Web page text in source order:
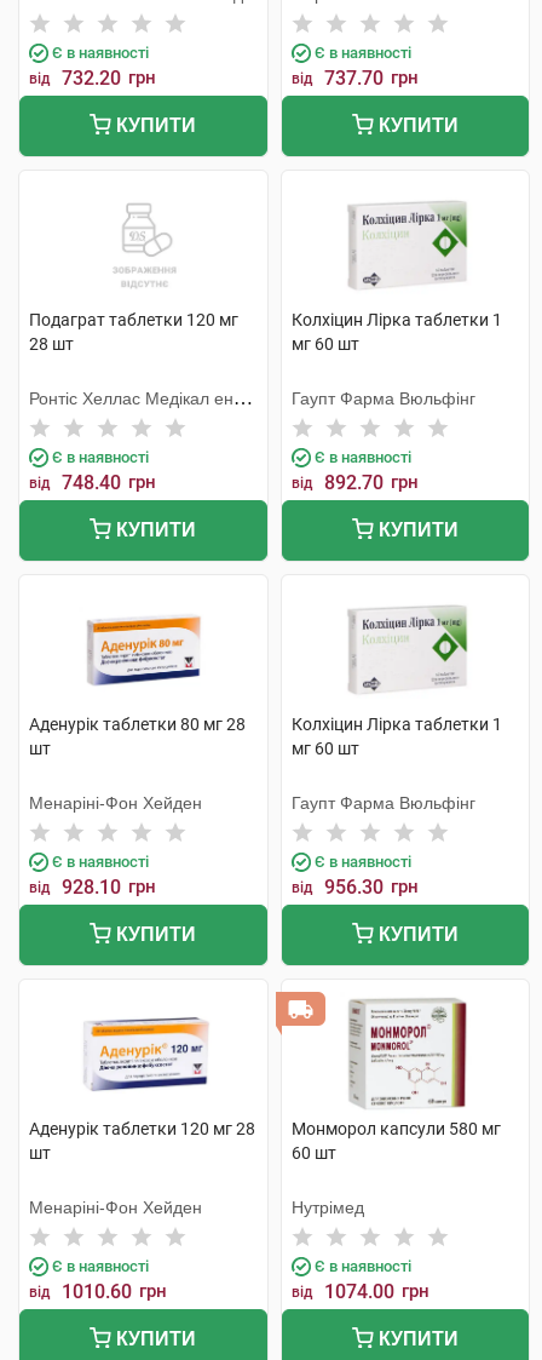
Є в наявності
від 732.20 грн
КУПИТИ
Є в наявності
від 737.70 грн
КУПИТИ
Подаграт таблетки 120 мг
28 шт
Ронтіс Хеллас Медікал енд
Фармасьютікал Продактс
С.А.
Є в наявності
від 748.40 грн
КУПИТИ
Колхіцин Лірка таблетки 1
мг 60 шт
Гаупт Фарма Вюльфінг
Є в наявності
від 892.70 грн
КУПИТИ
Аденурік таблетки 80 мг 28
шт
Менаріні-Фон Хейден
Є в наявності
від 928.10 грн
КУПИТИ
Колхіцин Лірка таблетки 1
мг 60 шт
Гаупт Фарма Вюльфінг
Є в наявності
від 956.30 грн
КУПИТИ
Аденурік таблетки 120 мг 28
шт
Менаріні-Фон Хейден
Є в наявності
від 1010.60 грн
КУПИТИ
Монморол капсули 580 мг
60 шт
Нутрімед
Є в наявності
від 1074.00 грн
КУПИТИ